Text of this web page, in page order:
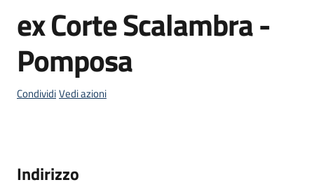
Servizi
Leggi
Atti
Bandi
Salta al contenuto
ex Corte Scalambra -
Pomposa
CondividiVedi azioni
Indirizzo